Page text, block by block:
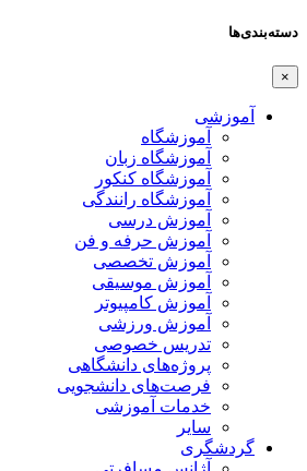
دسته‌بندی‌ها
×
آموزشی
آموزشگاه
آموزشگاه زبان
آموزشگاه کنکور
آموزشگاه رانندگی
آموزش درسی
آموزش حرفه و فن
آموزش تخصصی
آموزش موسیقی
آموزش کامپیوتر
آموزش ورزشی
تدریس خصوصی
پروژه‌های دانشگاهی
فرصت‌های دانشجویی
خدمات آموزشی
سایر
گردشگری